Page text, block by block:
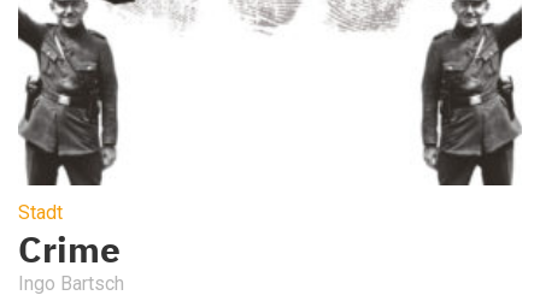
Stadt
Crime
Ingo Bartsch